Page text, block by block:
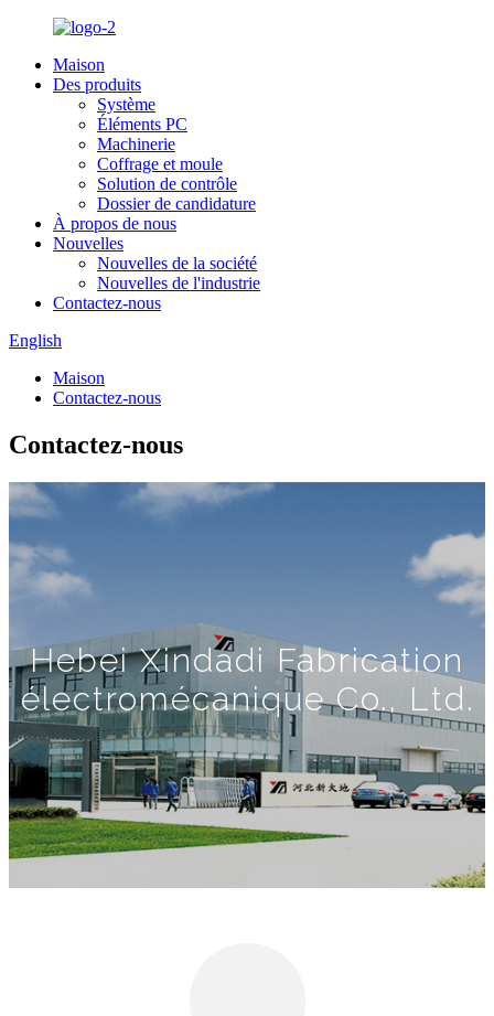
Maison
Des produits
Système
Éléments PC
Machinerie
Coffrage et moule
Solution de contrôle
Dossier de candidature
À propos de nous
Nouvelles
Nouvelles de la société
Nouvelles de l'industrie
Contactez-nous
English
Maison
Contactez-nous
Contactez-nous
Hebei Xindadi Fabrication
électromécanique Co., Ltd.